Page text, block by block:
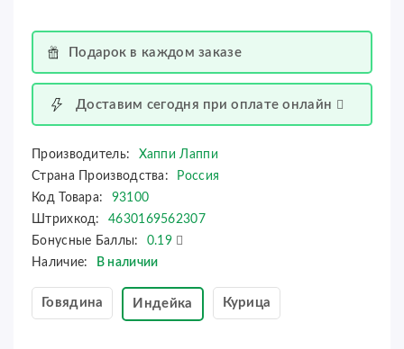
Производитель:
Хаппи Лаппи
Страна Производства:
Россия
Код Товара:
93100
Штрихкод:
4630169562307
Бонусные Баллы:
0.19
Наличие:
В наличии
Говядина Индейка Курица
Подарок в каждом заказе
Доставим сегодня при оплате онлайн